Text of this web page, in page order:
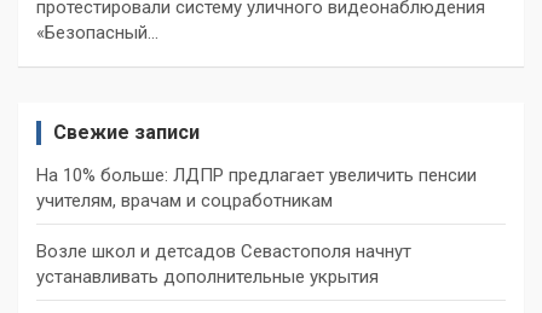
протестировали систему уличного видеонаблюдения
«Безопасный…
Свежие записи
На 10% больше: ЛДПР предлагает увеличить пенсии
учителям, врачам и соцработникам
Возле школ и детсадов Севастополя начнут
устанавливать дополнительные укрытия